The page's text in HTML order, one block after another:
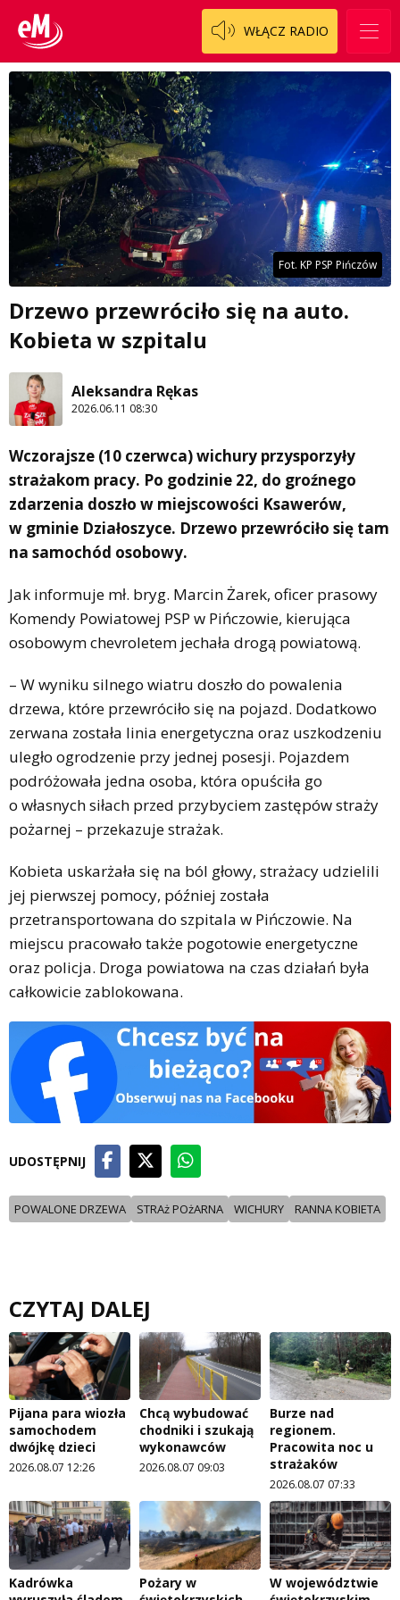
WŁĄCZ RADIO
Fot. KP PSP Pińczów
Drzewo przewróciło się na auto.
Kobieta w szpitalu
Aleksandra Rękas
2026.06.11 08:30
Wczorajsze (10 czerwca) wichury przysporzyły
strażakom pracy. Po godzinie 22, do groźnego
zdarzenia doszło w miejscowości Ksawerów,
w gminie Działoszyce. Drzewo przewróciło się tam
na samochód osobowy.
Jak informuje mł. bryg. Marcin Żarek, oficer prasowy
Komendy Powiatowej PSP w Pińczowie, kierująca
osobowym chevroletem jechała drogą powiatową.
– W wyniku silnego wiatru doszło do powalenia
drzewa, które przewróciło się na pojazd. Dodatkowo
zerwana została linia energetyczna oraz uszkodzeniu
uległo ogrodzenie przy jednej posesji. Pojazdem
podróżowała jedna osoba, która opuściła go
o własnych siłach przed przybyciem zastępów straży
pożarnej – przekazuje strażak.
Kobieta uskarżała się na ból głowy, strażacy udzielili
jej pierwszej pomocy, później została
przetransportowana do szpitala w Pińczowie. Na
miejscu pracowało także pogotowie energetyczne
oraz policja. Droga powiatowa na czas działań była
całkowicie zablokowana.
UDOSTĘPNIJ
POWALONE DRZEWA STRAż POżARNA WICHURY RANNA KOBIETA
CZYTAJ DALEJ
Pijana para wiozła
samochodem
dwójkę dzieci
2026.08.07 12:26
Chcą wybudować
chodniki i szukają
wykonawców
2026.08.07 09:03
Burze nad
regionem.
Pracowita noc u
strażaków
2026.08.07 07:33
Kadrówka
Pożary w
W województwie